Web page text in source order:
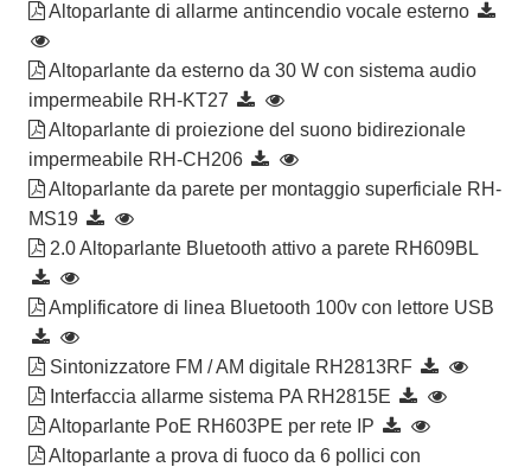
Altoparlante di allarme antincendio vocale esterno
Altoparlante da esterno da 30 W con sistema audio
impermeabile RH-KT27
Altoparlante di proiezione del suono bidirezionale
impermeabile RH-CH206
Altoparlante da parete per montaggio superficiale RH-
MS19
2.0 Altoparlante Bluetooth attivo a parete RH609BL
Amplificatore di linea Bluetooth 100v con lettore USB
Sintonizzatore FM / AM digitale RH2813RF
Interfaccia allarme sistema PA RH2815E
Altoparlante PoE RH603PE per rete IP
Altoparlante a prova di fuoco da 6 pollici con